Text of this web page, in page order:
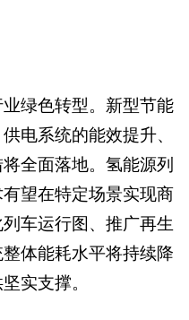
绿色转型。新型节能
电系统的能效提升、
全面落地。氢能源列
望在特定场景实现商
车运行图、推广再生
体能耗水平将持续降
实支撑。